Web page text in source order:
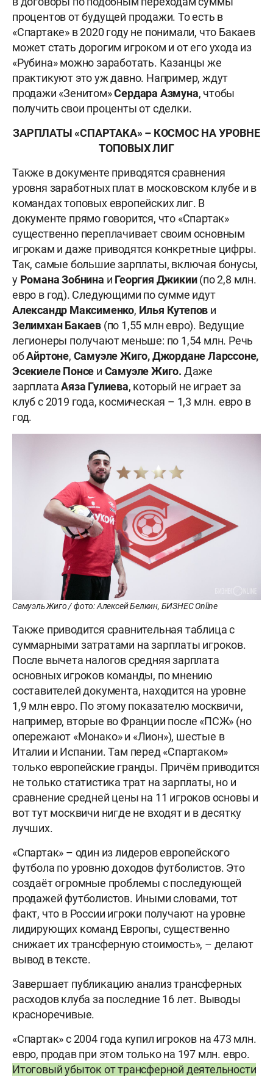
процентов от будущей продажи. То есть в
«Спартаке» в 2020 году не понимали, что Бакаев
может стать дорогим игроком и от его ухода из
«Рубина» можно заработать. Казанцы же
практикуют это уж давно. Например, ждут
продажи «Зенитом»Сердара Азмуна, чтобы
получить свои проценты от сделки.
ЗАРПЛАТЫ «СПАРТАКА» – КОСМОС НА УРОВНЕ
ТОПОВЫХ ЛИГ
Также в документе приводятся сравнения
уровня заработных плат в московском клубе и в
командах топовых европейских лиг. В
документе прямо говорится, что «Спартак»
существенно переплачивает своим основным
игрокам и даже приводятся конкретные цифры.
Так, самые большие зарплаты, включая бонусы,
у Романа Зобнина и Георгия Джикии(по 2,8 млн.
евро в год). Следующими по сумме идут
Александр Максименко, Илья Кутепов и
Зелимхан Бакаев (по 1,55 млн евро). Ведущие
легионеры получают меньше: по 1,54 млн. Речь
обАйртоне, Самуэле Жиго, Джордане Ларссоне,
Эсекиеле Понсе и Самуэле Жиго. Даже
зарплатаАяза Гулиева, который не играет за
клуб с 2019 года, космическая – 1,3 млн. евро в
год.
Самуэль Жиго / фото: Алексей Белкин, БИЗНЕС Online
Также приводится сравнительная таблица с
суммарными затратами на зарплаты игроков.
После вычета налогов средняя зарплата
основных игроков команды, по мнению
составителей документа, находится на уровне
1,9 млн евро. По этому показателю москвичи,
например, вторые во Франции после «ПСЖ» (но
опережают «Монако» и «Лион»), шестые в
Италии и Испании. Там перед «Спартаком»
только европейские гранды. Причём приводится
не только статистика трат на зарплаты, но и
сравнение средней цены на 11 игроков основы и
вот тут москвичи нигде не входят и в десятку
лучших.
«Спартак» – один из лидеров европейского
футбола по уровню доходов футболистов. Это
создаёт огромные проблемы с последующей
продажей футболистов. Иными словами, тот
факт, что в России игроки получают на уровне
лидирующих команд Европы, существенно
снижает их трансферную стоимость», – делают
вывод в тексте.
Завершает публикацию анализ трансферных
расходов клуба за последние 16 лет. Выводы
красноречивые.
«Спартак» с 2004 года купил игроков на 473 млн.
евро, продав при этом только на 197 млн. евро.
Итоговый убыток от трансферной деятельности